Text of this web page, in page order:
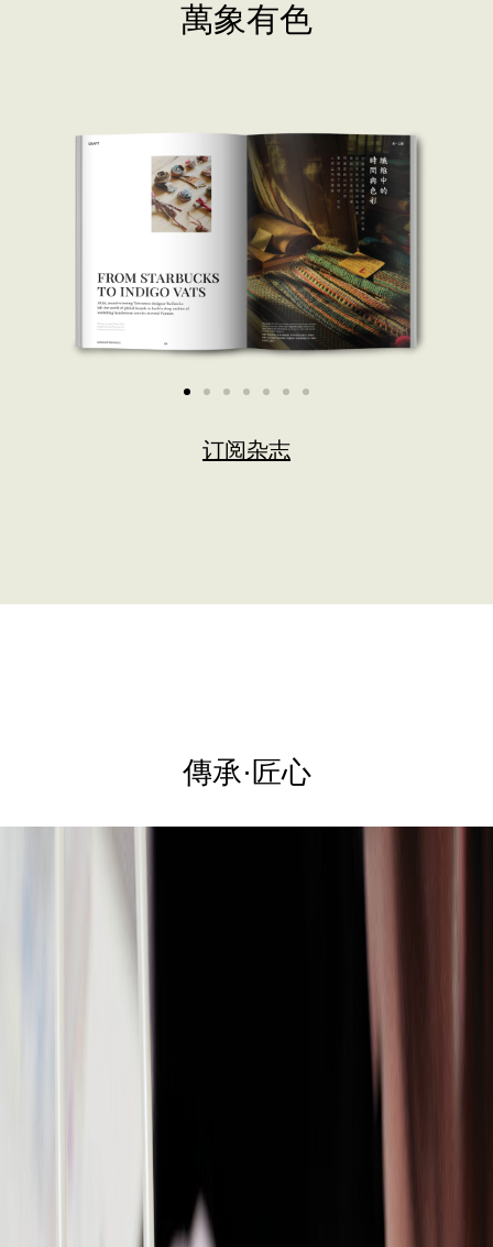
萬象有色
订阅杂志
傳承·匠心